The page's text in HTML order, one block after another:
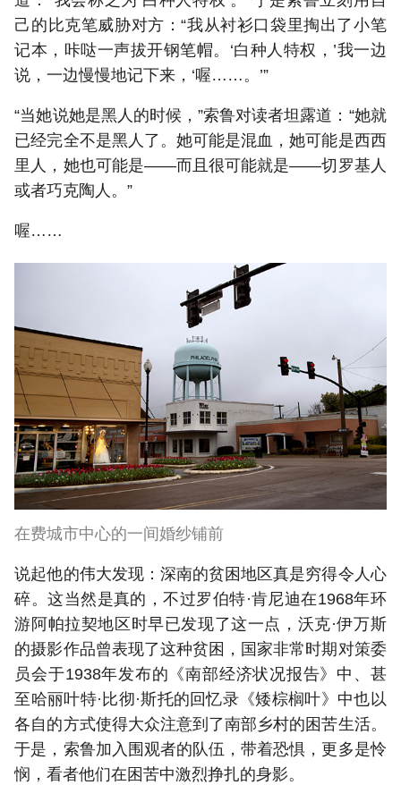
己的比克笔威胁对方：“我从衬衫口袋里掏出了小笔
记本，咔哒一声拔开钢笔帽。‘白种人特权，’我一边
说，一边慢慢地记下来，‘喔……。’”
“当她说她是黑人的时候，”索鲁对读者坦露道：“她就
已经完全不是黑人了。她可能是混血，她可能是西西
里人，她也可能是——而且很可能就是——切罗基人
或者巧克陶人。”
喔……
在费城市中心的一间婚纱铺前
说起他的伟大发现：深南的贫困地区真是穷得令人心
碎。这当然是真的，不过罗伯特·肯尼迪在1968年环
游阿帕拉契地区时早已发现了这一点，沃克·伊万斯
的摄影作品曾表现了这种贫困，国家非常时期对策委
员会于1938年发布的《南部经济状况报告》中、甚
至哈丽叶特·比彻·斯托的回忆录《矮棕榈叶》中也以
各自的方式使得大众注意到了南部乡村的困苦生活。
于是，索鲁加入围观者的队伍，带着恐惧，更多是怜
悯，看者他们在困苦中激烈挣扎的身影。